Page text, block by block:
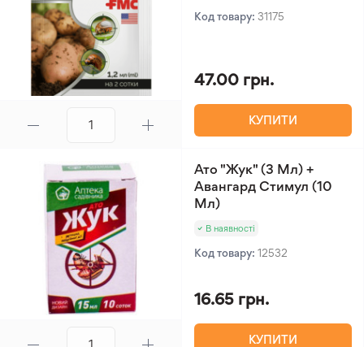
Код товару: 31175
47.00 грн.
КУПИТИ
Ато "Жук" (3 Мл) +
Авангард Стимул (10
Мл)
В наявності
Код товару: 12532
16.65 грн.
КУПИТИ